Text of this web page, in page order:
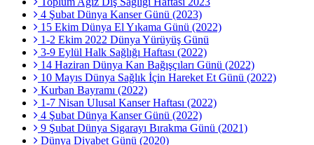
4 Şubat Dünya Kanser Günü (2023)
15 Ekim Dünya El Yıkama Günü (2022)
1-2 Ekim 2022 Dünya Yürüyüş Günü
3-9 Eylül Halk Sağlığı Haftası (2022)
14 Haziran Dünya Kan Bağışçıları Günü (2022)
10 Mayıs Dünya Sağlık İçin Hareket Et Günü (2022)
Kurban Bayramı (2022)
1-7 Nisan Ulusal Kanser Haftası (2022)
4 Şubat Dünya Kanser Günü (2022)
9 Şubat Dünya Sigarayı Bırakma Günü (2021)
Dünya Diyabet Günü (2020)